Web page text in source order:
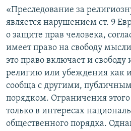
«Преследование за
является нарушением ст. 9
о защите прав человека,
имеет право на свободу
это право включает и свободу
религию или убеждения как
сообща с другими,
порядком. Ограничения
только в интересах
общественного порядка.